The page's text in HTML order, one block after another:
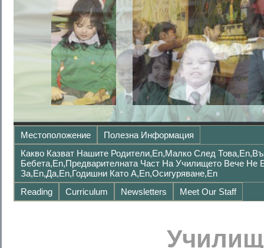
Местоположение
Полезна Информация
Какво Казват Нашите Родители,en,Малко След
Бебета,en,Предварителната Част На Училището Вече
За,en,да,en,годишни Като A,en,осигуряване,en
Reading
Curriculum Newsletters Meet Our Staff